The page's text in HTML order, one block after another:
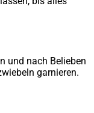
und nach Belieben
garnieren.